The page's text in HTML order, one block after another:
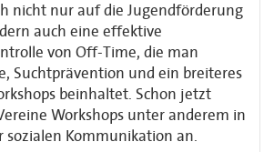
nicht nur auf die Jugendförderung
auch eine effektive
von Off-Time, die man
Suchtprävention und ein breiteres
beinhaltet. Schon jetzt
Workshops unter anderem in
sozialen Kommunikation an.